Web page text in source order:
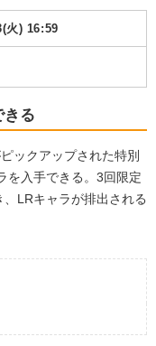
火) 16:59
きる
ックアップされた特別
を入手できる。3回限定
LRキャラが排出される